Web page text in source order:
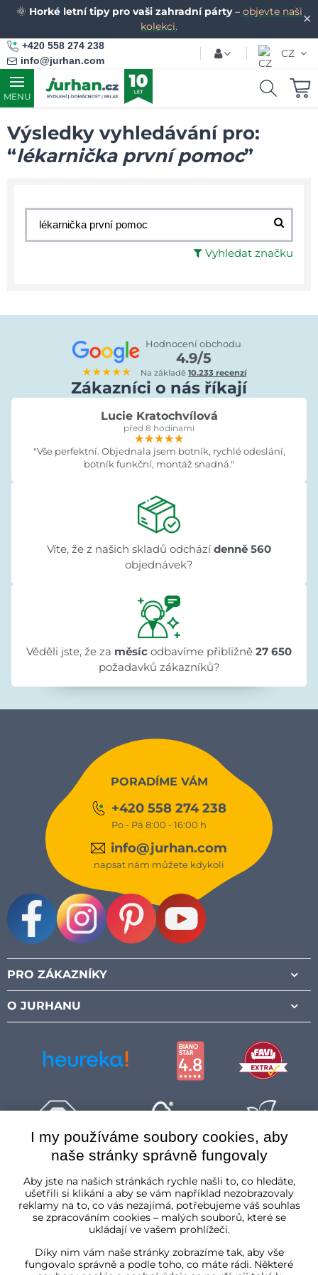
✕
🌞 Horké letní tipy pro vaši zahradní párty– objevte naši
kolekci.
+420 558 274 238
info@jurhan.com
CZ
MENU
Výsledky vyhledávání pro:
“lékarnička první pomoc”
Vyhledat značku
★★★★★
Hodnocení obchodu
4.9/5
Na základě10.233 recenzí
Zákazníci o nás říkají
Lucie Kratochvílová
před 8 hodinami
★★★★★
★★★★★
★★★★★
"Vše perfektní. Objednala jsem botník, rychlé odeslání,
botník funkční, montáž snadná."
Víte, že z našich skladů odchází denně 560
objednávek?
Věděli jste, že za měsíc odbavíme přibližně 27 650
požadavků zákazníků?
PORADÍME VÁM
+420 558 274 238
Po - Pá 8:00 - 16:00 h
info@jurhan.com
napsat nám můžete kdykoli
PRO ZÁKAZNÍKY
O JURHANU
I my používáme soubory cookies, aby
naše stránky správně fungovaly
Aby jste na našich stránkách rychle našli to, co hledáte,
ušetřili si klikání a aby se vám například nezobrazovaly
reklamy na to, co vás nezajímá, potřebujeme váš souhlas
se zpracováním cookies – malých souborů, které se
ukládají ve vašem prohlížeči.
Díky nim vám naše stránky zobrazíme tak, aby vše
fungovalo správně a podle toho, co máte rádi. Některé